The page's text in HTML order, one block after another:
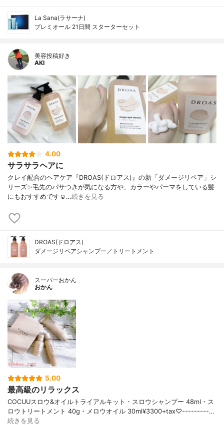
La Sana(ラサーナ)
プレミオール 21日間 スターターセット
美容投稿好き
AKI
4.00
サラサラヘアに
クレイ配合のヘアケア『DROAS(ドロアス)』の新「ダメージリペア」シ
リーズ ✨ 毛先のパサつきが気になる方や、カラーやパーマをしている髪
にもおすすめです☺️ …続きを見る
DROAS(ドロアス)
ダメージリペアシャンプー／トリートメント
スーパーおかん
おかん
5.00
最高級のリラックス
COCUUスロウ&オイルトライアルキット・スロウシャンプー 48ml・ス
ロウトリートメント 40g・メロウオイル 30ml¥3300+tax♡---------…
続きを見る